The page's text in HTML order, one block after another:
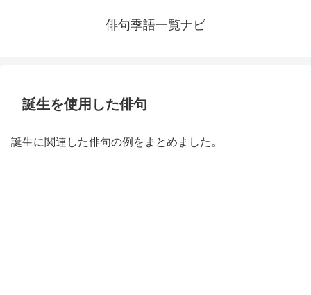
俳句季語一覧ナビ
誕生を使用した俳句
誕生に関連した俳句の例をまとめました。